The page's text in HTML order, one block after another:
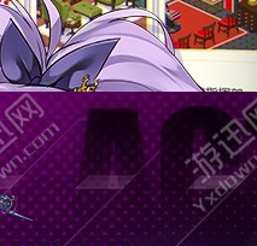
角色扮演
查看